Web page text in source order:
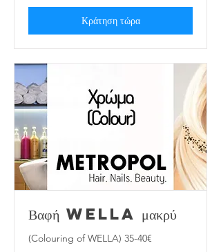
Κράτηση τώρα
Βαφή WELLA μακρύ
(Colouring of WELLA) 35-40€